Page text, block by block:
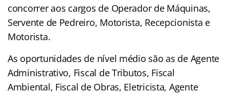
concorrer aos cargos de Operador de Máquinas,
Servente de Pedreiro, Motorista, Recepcionista e
Motorista.
As oportunidades de nível médio são as de Agente
Administrativo, Fiscal de Tributos, Fiscal
Ambiental, Fiscal de Obras, Eletricista, Agente